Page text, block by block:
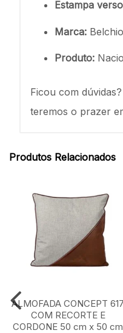
Estampa
Marca:
Produto:
Ficou com
teremos o prazer
Produtos Relacionados
ALMOFADA CONCEPT 617
COM RECORTE E
CORDONE 50 cm x 50 cm